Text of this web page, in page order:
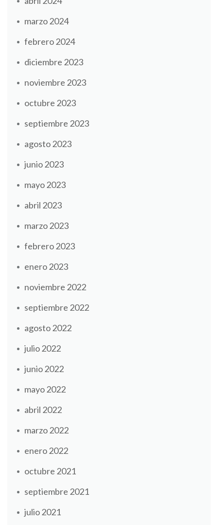
marzo 2024
febrero 2024
diciembre 2023
noviembre 2023
octubre 2023
septiembre 2023
agosto 2023
junio 2023
mayo 2023
abril 2023
marzo 2023
febrero 2023
enero 2023
noviembre 2022
septiembre 2022
agosto 2022
julio 2022
junio 2022
mayo 2022
abril 2022
marzo 2022
enero 2022
octubre 2021
septiembre 2021
julio 2021